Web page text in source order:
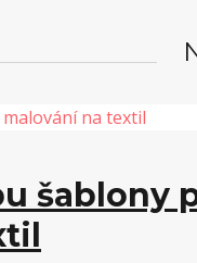
šablony